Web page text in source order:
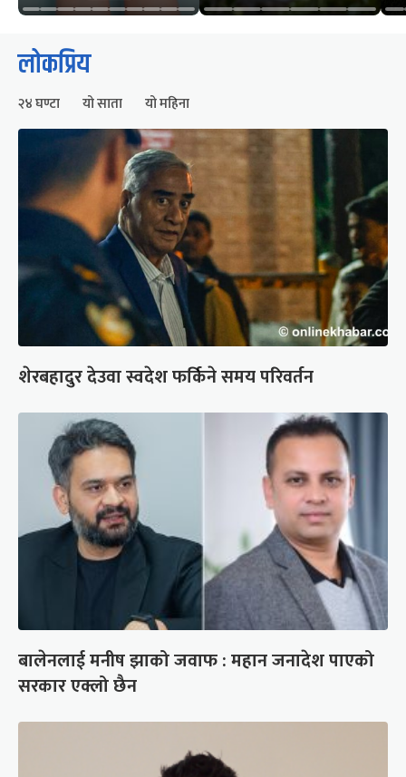
लोकप्रिय
२४ घण्टा यो साता यो महिना
शेरबहादुर देउवा स्वदेश फर्किने समय परिवर्तन
बालेनलाई मनीष झाको जवाफ : महान जनादेश पाएको
सरकार एक्लो छैन